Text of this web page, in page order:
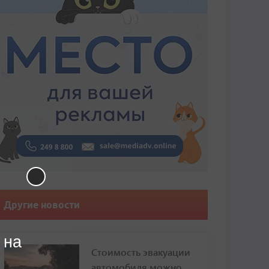
Другие новости
Стоимость эвакуации